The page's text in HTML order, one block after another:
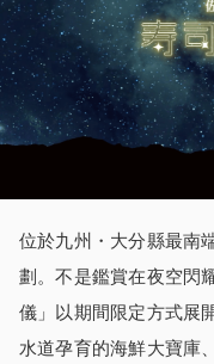
位於九州・大分縣最南
劃。不是鑑賞在夜空閃
儀」以期間限定方式展
水道孕育的海鮮大寶庫